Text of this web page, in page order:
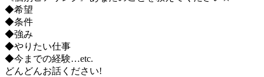
◆希望
◆条件
◆強み
◆やりたい仕事
◆今までの経験…etc.
どんどんお話ください!